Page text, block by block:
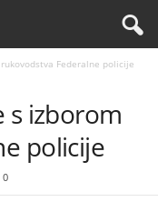
Federalne policije
s izborom
policije
0